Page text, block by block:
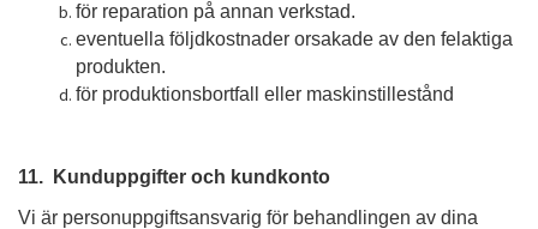
för reparation på annan verkstad.
eventuella följdkostnader orsakade av den felaktiga
produkten.
för produktionsbortfall eller maskinstillestånd
11. Kunduppgifter och kundkonto
Vi är personuppgiftsansvarig för behandlingen av dina